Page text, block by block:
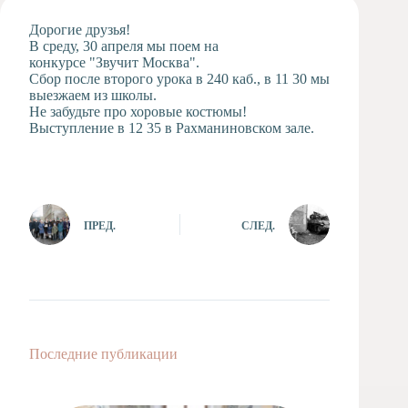
студия
Музыкальное
отделение
Психологическая
Служба
Дорогие друзья!
В среду, 30 апреля мы поем на
конкурсе "Звучит Москва".
Сбор после второго урока в 240 каб., в 11 30 мы
выезжаем из школы.
Не забудьте про хоровые костюмы!
Выступление в 12 35 в Рахманиновском зале.
ПРЕД. СЛЕД.
Последние публикации